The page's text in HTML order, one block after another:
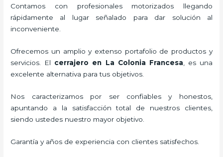
Contamos con profesionales motorizados llegando
rápidamente al lugar señalado para dar solución al
inconveniente.
Ofrecemos un amplio y extenso portafolio de productos y
servicios. El cerrajero en La Colonia Francesa , es una
excelente alternativa para tus objetivos.
Nos caracterizamos por ser confiables y honestos,
apuntando a la satisfacción total de nuestros clientes,
siendo ustedes nuestro mayor objetivo.
Garantía y años de experiencia con clientes satisfechos.